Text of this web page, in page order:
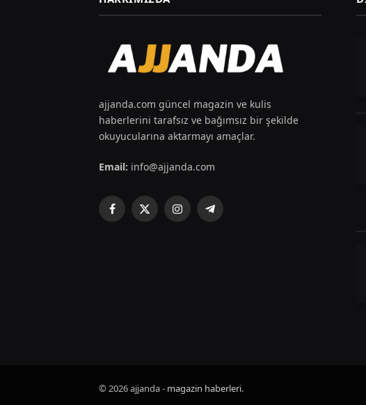
ajjanda.com güncel magazin ve kulis
haberlerini tarafsız ve bağımsız bir şekilde
okuyucularına aktarmayı amaçlar.
Email: info@ajjanda.com
Facebook
X
InstagramTelegram
© 2026 ajjanda - magazin haberleri.